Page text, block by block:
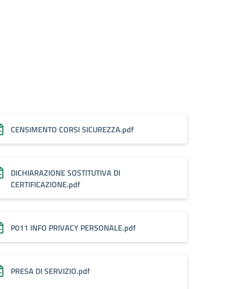
CENSIMENTO CORSI SICUREZZA.pdf
DICHIARAZIONE SOSTITUTIVA DI
CERTIFICAZIONE.pdf
P011 INFO PRIVACY PERSONALE.pdf
PRESA DI SERVIZIO.pdf